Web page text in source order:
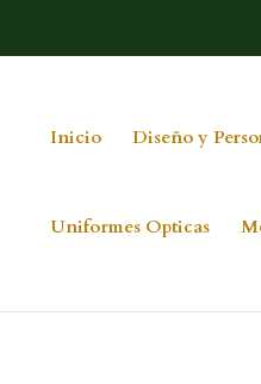
Inicio Diseño y
Uniformes Opticas